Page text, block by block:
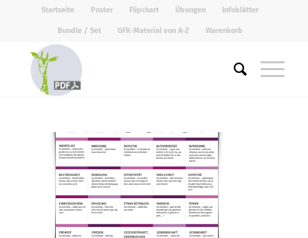
Startseite Poster Flipchart Übungen Infoblätter
Bundle / Set GFK-Material von A-Z Warenkorb